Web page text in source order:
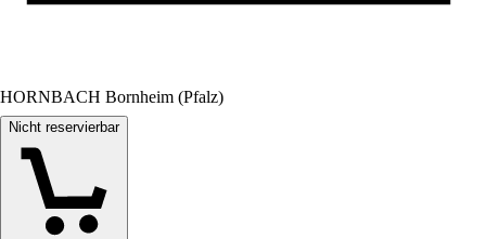
HORNBACH Bornheim (Pfalz)
Nicht reservierbar